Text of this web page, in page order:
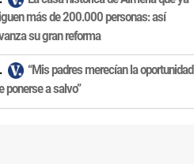
más de 200.000 personas: así
su gran reforma
“Mis padres merecían la oportunidad
ponerse a salvo”